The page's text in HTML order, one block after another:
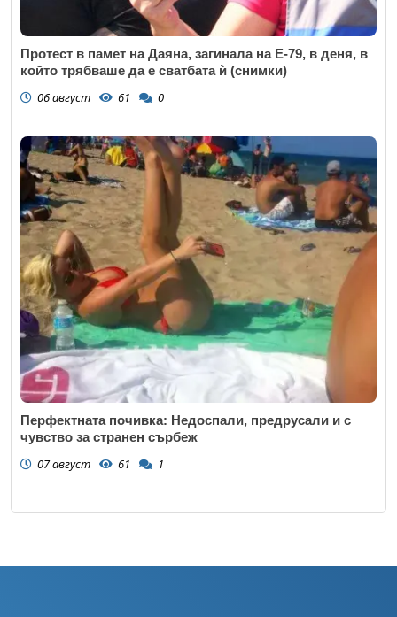
Протест в памет на Даяна, загинала на Е-79, в деня, в
който трябваше да е сватбата ѝ (снимки)
06 август 61 0
Перфектната почивка: Недоспали, предрусали и с
чувство за странен сърбеж
07 август 61 1